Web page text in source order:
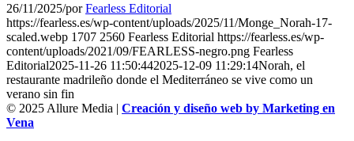
26/11/2025/porFearless Editorial
https://fearless.es/wp-content/uploads/2025/11/Monge_Norah-17-
scaled.webp 1707 2560 Fearless Editorial https://fearless.es/wp-
content/uploads/2021/09/FEARLESS-negro.png Fearless
Editorial2025-11-26 11:50:442025-12-09 11:29:14Norah, el
restaurante madrileño donde el Mediterráneo se vive como un
verano sin fin
© 2025 Allure Media | Creación y diseño web by Marketing en
Vena